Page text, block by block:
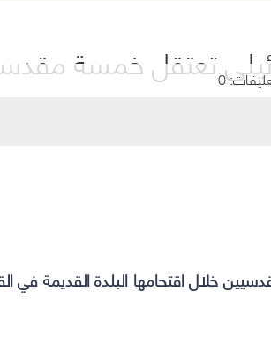
تعتقل خمسة 0
خلال اقتحامها البلدة القديمة في